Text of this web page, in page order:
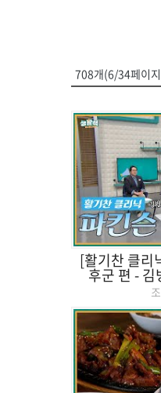
708개(6/34페이
[활기찬 클리
후군 편 -